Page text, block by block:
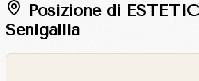
Posizione di
Senigallia